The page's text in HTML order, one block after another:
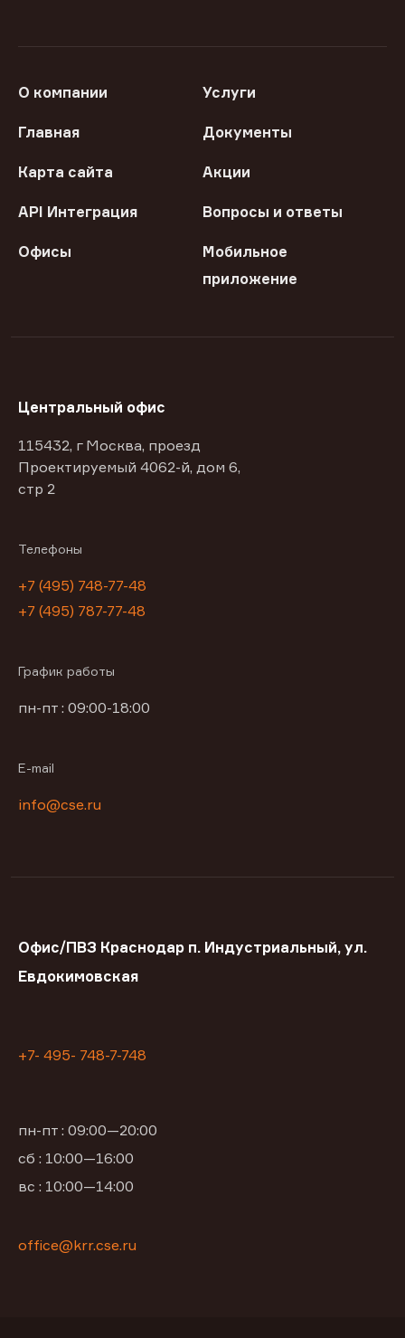
О компании Услуги
Главная Документы
Карта сайта Акции
API Интеграция Вопросы и ответы
Офисы
Мобильное
приложение
Центральный офис
115432, г Москва, проезд
Проектируемый 4062-й, дом 6,
стр 2
Телефоны
+7 (495) 748-77-48
+7 (495) 787-77-48
График работы
пн-пт : 09:00-18:00
E-mail
info@cse.ru
Офис/ПВЗ Краснодар п. Индустриальный, ул.
Евдокимовская
+7- 495- 748-7-748
пн-пт : 09:00—20:00
сб : 10:00—16:00
вс : 10:00—14:00
office@krr.cse.ru